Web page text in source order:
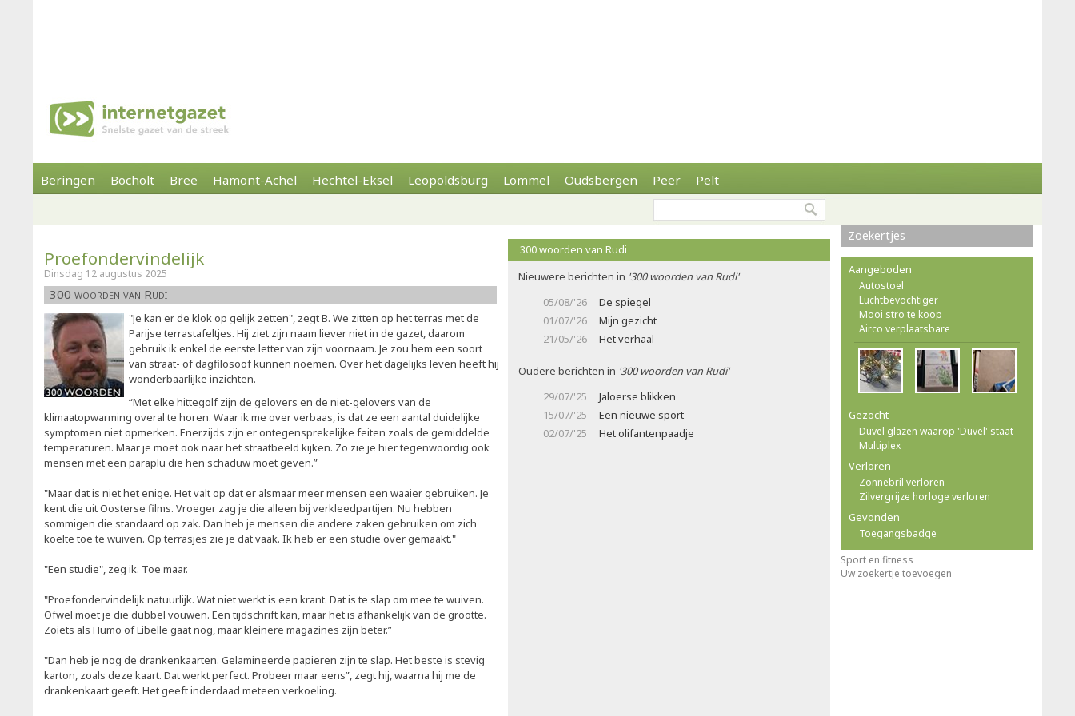
Beringen Bocholt Bree Hamont-Achel Hechtel-Eksel Leopoldsburg Lommel Oudsbergen Peer Pelt
Proefondervindelijk
Dinsdag 12 augustus 2025
300 woorden van Rudi
"Je kan er de klok op gelijk zetten", zegt B. We zitten op het terras met de
Parijse terrastafeltjes. Hij ziet zijn naam liever niet in de gazet, daarom
gebruik ik enkel de eerste letter van zijn voornaam. Je zou hem een soort
van straat- of dagfilosoof kunnen noemen. Over het dagelijks leven heeft hij
wonderbaarlijke inzichten.
“Met elke hittegolf zijn de gelovers en de niet-gelovers van de
klimaatopwarming overal te horen. Waar ik me over verbaas, is dat ze een aantal duidelijke
symptomen niet opmerken. Enerzijds zijn er ontegensprekelijke feiten zoals de gemiddelde
temperaturen. Maar je moet ook naar het straatbeeld kijken. Zo zie je hier tegenwoordig ook
mensen met een paraplu die hen schaduw moet geven.”
"Maar dat is niet het enige. Het valt op dat er alsmaar meer mensen een waaier gebruiken. Je
kent die uit Oosterse films. Vroeger zag je die alleen bij verkleedpartijen. Nu hebben
sommigen die standaard op zak. Dan heb je mensen die andere zaken gebruiken om zich
koelte toe te wuiven. Op terrasjes zie je dat vaak. Ik heb er een studie over gemaakt."
"Een studie", zeg ik. Toe maar.
"Proefondervindelijk natuurlijk. Wat niet werkt is een krant. Dat is te slap om mee te wuiven.
Ofwel moet je die dubbel vouwen. Een tijdschrift kan, maar het is afhankelijk van de grootte.
Zoiets als Humo of Libelle gaat nog, maar kleinere magazines zijn beter.”
"Dan heb je nog de drankenkaarten. Gelamineerde papieren zijn te slap. Het beste is stevig
karton, zoals deze kaart. Dat werkt perfect. Probeer maar eens”, zegt hij, waarna hij me de
drankenkaart geeft. Het geeft inderdaad meteen verkoeling.
300 woorden van Rudi
Nieuwere berichten in '300 woorden van Rudi'
05/08/'26
De spiegel
01/07/'26
Mijn gezicht
21/05/'26
Het verhaal
Oudere berichten in '300 woorden van Rudi'
29/07/'25
Jaloerse blikken
15/07/'25
Een nieuwe sport
02/07/'25
Het olifantenpaadje
Zoekertjes
Aangeboden
Autostoel
Luchtbevochtiger
Mooi stro te koop
Airco verplaatsbare
Gezocht
Duvel glazen waarop 'Duvel' staat
Multiplex
Verloren
Zonnebril verloren
Zilvergrijze horloge verloren
Gevonden
Toegangsbadge
Sport en fitness
Uw zoekertje toevoegen